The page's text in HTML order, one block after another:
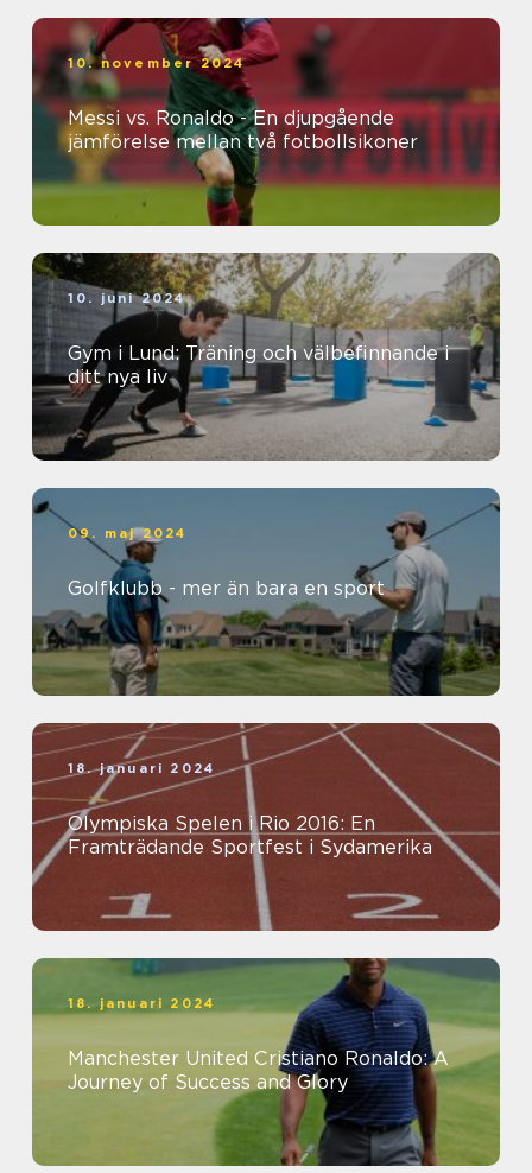
10. november 2024
Messi vs. Ronaldo - En djupgående
jämförelse mellan två fotbollsikoner
10. juni 2024
Gym i Lund: Träning och välbefinnande i
ditt nya liv
09. maj 2024
Golfklubb - mer än bara en sport
18. januari 2024
Olympiska Spelen i Rio 2016: En
Framträdande Sportfest i Sydamerika
18. januari 2024
Manchester United Cristiano Ronaldo: A
Journey of Success and Glory